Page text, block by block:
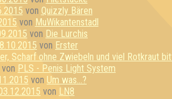
von Quizzly Bären
von MuWikantenstadl
von Die Lurchis
von Erster
Scharf ohne Zwiebeln und viel Rotkraut
von PLS - Penis Light System
von Um was...?
von LN8